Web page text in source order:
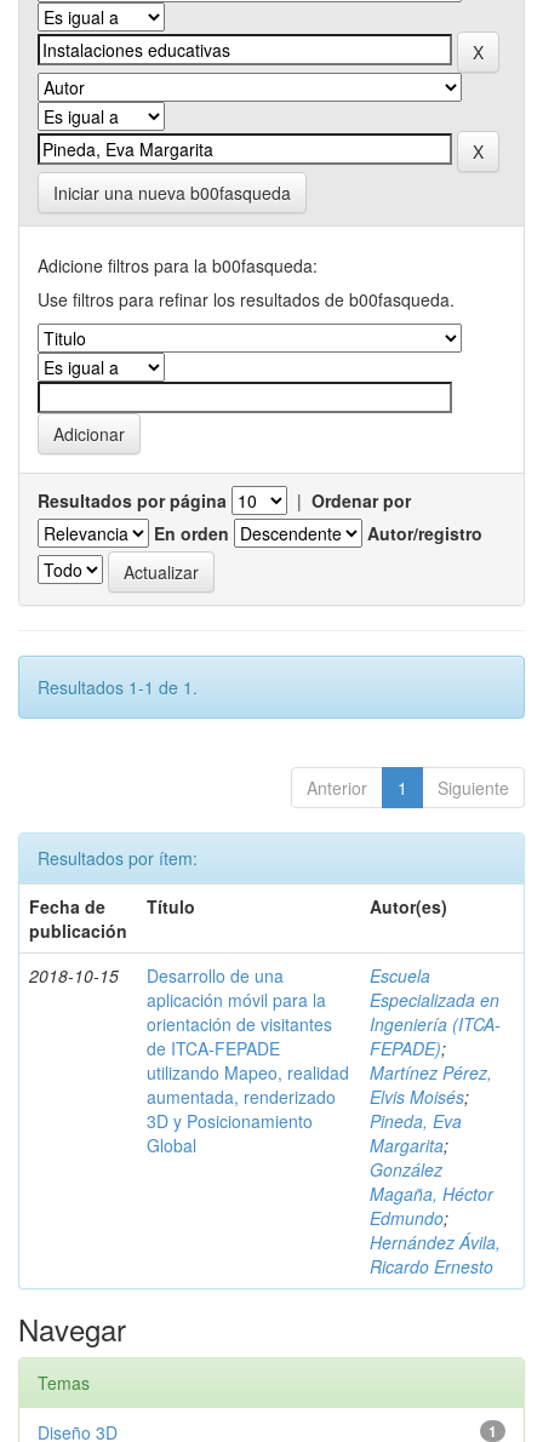
Iniciar una nueva b00fasqueda
Adicione filtros para la b00fasqueda:
Use filtros para refinar los resultados de b00fasqueda.
Resultados por página | Ordenar por
En orden
Autor/registro
Resultados 1-1 de 1.
Anterior 1 Siguiente
Resultados por ítem:
Fecha de
publicación
Título Autor(es)
2018-10-15
Desarrollo de una
aplicación móvil para la
orientación de visitantes
de ITCA-FEPADE
utilizando Mapeo, realidad
aumentada, renderizado
3D y Posicionamiento
Global
Escuela
Especializada en
Ingeniería (ITCA-
FEPADE);
Martínez Pérez,
Elvis Moisés;
Pineda, Eva
Margarita;
González
Magaña, Héctor
Edmundo;
Hernández Ávila,
Ricardo Ernesto
Navegar
Temas
1
Diseño 3D